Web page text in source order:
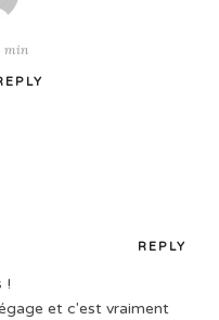
min
REPLY
!
et c'est vraiment